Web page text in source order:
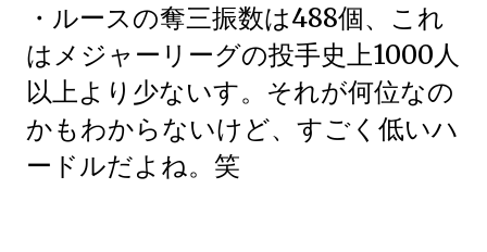
・ルースの奪三振数は488個、これ
はメジャーリーグの投手史上1000人
以上より少ないす。それが何位なの
かもわからないけど、すごく低いハ
ードルだよね。笑